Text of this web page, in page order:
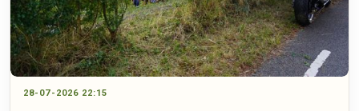
28-07-2026 22:15